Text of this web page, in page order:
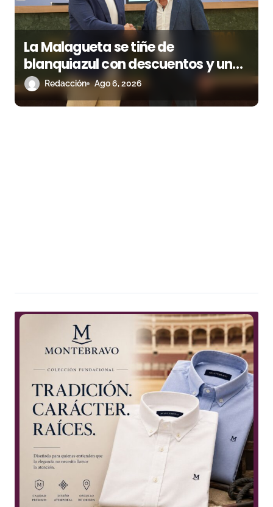
La Malagueta se tiñe de
blanquiazul con descuentos y una
corrida homenaje al Málaga CF
Redacción Ago 6, 2026